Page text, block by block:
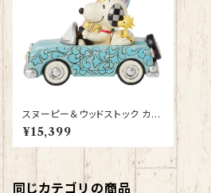
スヌーピー＆ウッドストック カー
サーフィン JIM SHORE フィギ
ュア プレゼント ギフト グッズ お
祝い 人形 置物 ジムショア 結婚
祝い 入籍祝い 誕生日プレゼン
ト 還暦祝い お祝い プロポーズ
結婚記念日 スヌーピー ウッドス
¥15,399
同じカテゴリの商品